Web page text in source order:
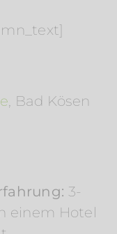
, Bad Kösen
3-
einem Hotel